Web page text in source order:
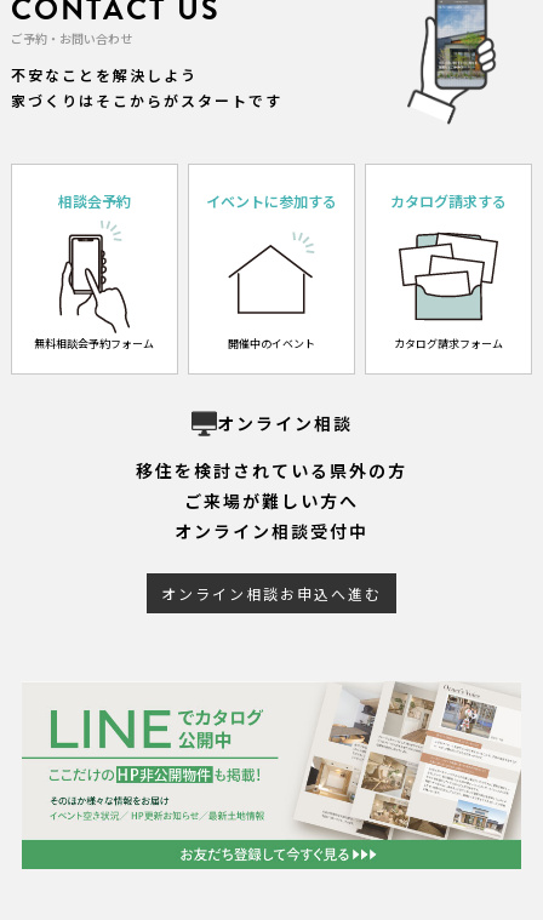
CONTACT US
ご予約・お問い合わせ
不安なことを解決しよう
家づくりはそこからがスタートです
相談会予約
無料相談会予約フォーム
イベントに参加する
開催中のイベント
カタログ請求する
カタログ請求フォーム
オンライン相談
移住を検討されている県外の方
ご来場が難しい方へ
オンライン相談受付中
オンライン相談お申込へ進む